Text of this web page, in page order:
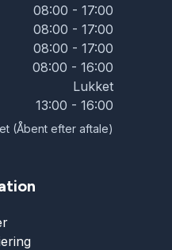
08:00 - 17:00
08:00 - 17:00
08:00 - 17:00
08:00 - 16:00
Lukket
13:00 - 16:00
(Åbent efter aftale)